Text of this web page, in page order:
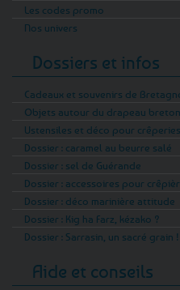
Les codes promo
Nos univers
Dossiers et infos
Cadeaux et souvenirs de
Objets autour du drapeau breton
Ustensiles et déco pour crêperies
Dossier : caramel au beurre salé
Dossier : sel de Guérande
Dossier : accessoires pour
Dossier : déco marinière attitude
Dossier : Kig ha Farz, kézako ?
Dossier : Sarrasin, un sacré grain !
Aide et conseils